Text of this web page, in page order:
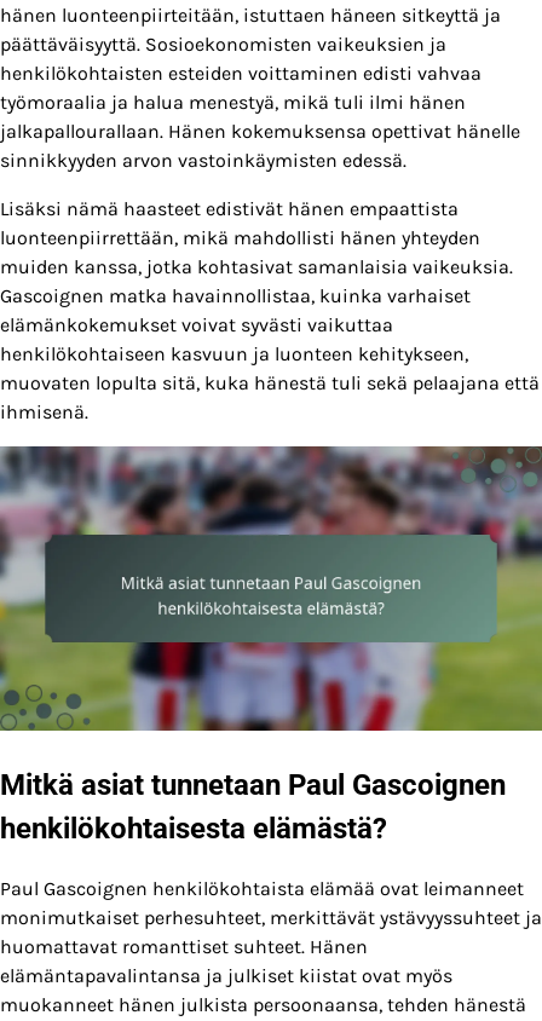
hänen luonteenpiirteitään, istuttaen häneen sitkeyttä ja
päättäväisyyttä. Sosioekonomisten vaikeuksien ja
henkilökohtaisten esteiden voittaminen edisti vahvaa
työmoraalia ja halua menestyä, mikä tuli ilmi hänen
jalkapallourallaan. Hänen kokemuksensa opettivat hänelle
sinnikkyyden arvon vastoinkäymisten edessä.
Lisäksi nämä haasteet edistivät hänen empaattista
luonteenpiirrettään, mikä mahdollisti hänen yhteyden
muiden kanssa, jotka kohtasivat samanlaisia vaikeuksia.
Gascoignen matka havainnollistaa, kuinka varhaiset
elämänkokemukset voivat syvästi vaikuttaa
henkilökohtaiseen kasvuun ja luonteen kehitykseen,
muovaten lopulta sitä, kuka hänestä tuli sekä pelaajana että
ihmisenä.
Mitkä asiat tunnetaan Paul Gascoignen
henkilökohtaisesta elämästä?
Paul Gascoignen henkilökohtaista elämää ovat leimanneet
monimutkaiset perhesuhteet, merkittävät ystävyyssuhteet ja
huomattavat romanttiset suhteet. Hänen
elämäntapavalintansa ja julkiset kiistat ovat myös
muokanneet hänen julkista persoonaansa, tehden hänestä